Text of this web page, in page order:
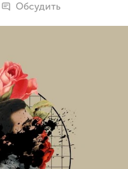
Обсудить